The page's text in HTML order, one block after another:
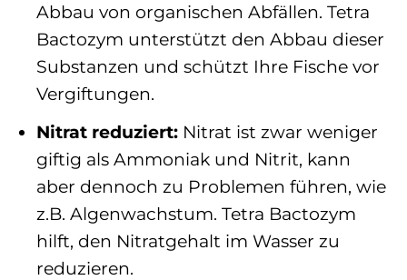
Abbau von organischen Abfällen. Tetra
Bactozym unterstützt den Abbau dieser
Substanzen und schützt Ihre Fische vor
Vergiftungen.
Nitrat reduziert:Nitrat ist zwar weniger
giftig als Ammoniak und Nitrit, kann
aber dennoch zu Problemen führen, wie
z.B. Algenwachstum. Tetra Bactozym
hilft, den Nitratgehalt im Wasser zu
reduzieren.